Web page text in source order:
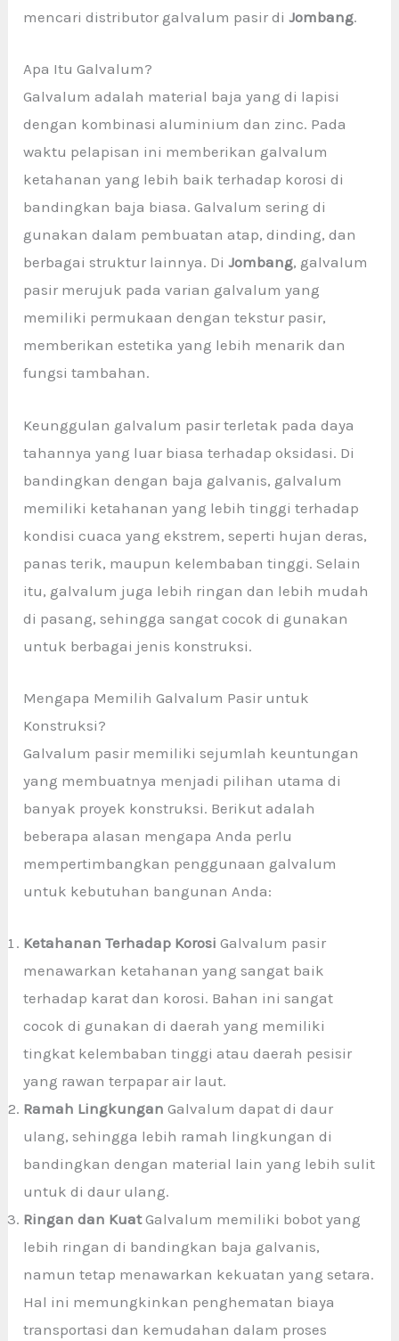
mencari distributor galvalum pasir diJombang.
Apa Itu Galvalum?
Galvalum adalah material baja yang di lapisi
dengan kombinasi aluminium dan zinc. Pada
waktu pelapisan ini memberikan galvalum
ketahanan yang lebih baik terhadap korosi di
bandingkan baja biasa. Galvalum sering di
gunakan dalam pembuatan atap, dinding, dan
berbagai struktur lainnya. DiJombang, galvalum
pasir merujuk pada varian galvalum yang
memiliki permukaan dengan tekstur pasir,
memberikan estetika yang lebih menarik dan
fungsi tambahan.
Keunggulan galvalum pasir terletak pada daya
tahannya yang luar biasa terhadap oksidasi. Di
bandingkan dengan baja galvanis, galvalum
memiliki ketahanan yang lebih tinggi terhadap
kondisi cuaca yang ekstrem, seperti hujan deras,
panas terik, maupun kelembaban tinggi. Selain
itu, galvalum juga lebih ringan dan lebih mudah
di pasang, sehingga sangat cocok di gunakan
untuk berbagai jenis konstruksi.
Mengapa Memilih Galvalum Pasir untuk
Konstruksi?
Galvalum pasir memiliki sejumlah keuntungan
yang membuatnya menjadi pilihan utama di
banyak proyek konstruksi. Berikut adalah
beberapa alasan mengapa Anda perlu
mempertimbangkan penggunaan galvalum
untuk kebutuhan bangunan Anda:
Ketahanan Terhadap Korosi Galvalum pasir
menawarkan ketahanan yang sangat baik
terhadap karat dan korosi. Bahan ini sangat
cocok di gunakan di daerah yang memiliki
tingkat kelembaban tinggi atau daerah pesisir
yang rawan terpapar air laut.
Ramah Lingkungan Galvalum dapat di daur
ulang, sehingga lebih ramah lingkungan di
bandingkan dengan material lain yang lebih sulit
untuk di daur ulang.
Ringan dan KuatGalvalum memiliki bobot yang
lebih ringan di bandingkan baja galvanis,
namun tetap menawarkan kekuatan yang setara.
Hal ini memungkinkan penghematan biaya
transportasi dan kemudahan dalam proses